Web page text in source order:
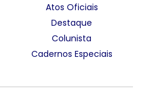
Atos Oficiais
Destaque
Colunista
Cadernos Especiais